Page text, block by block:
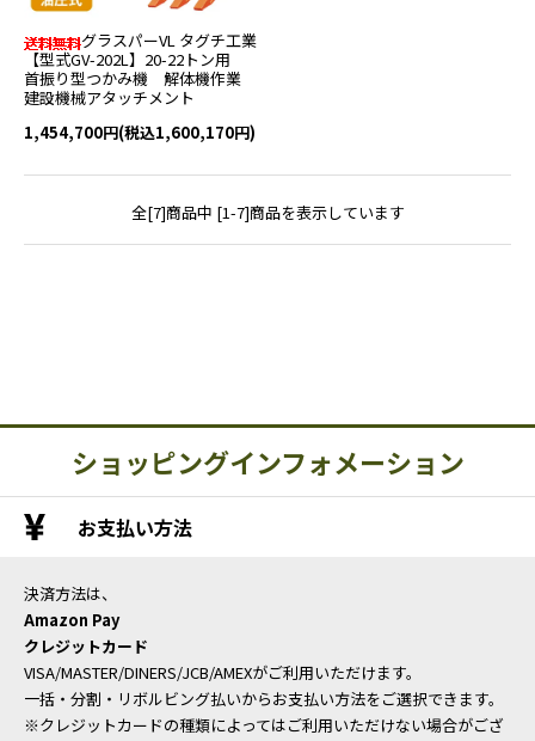
グラスパーVL タグチ工業
【型式GV-202L】20-22トン用
首振り型つかみ機 解体機作業
建設機械アタッチメント
1,454,700円(税込1,600,170円)
全[7]商品中 [1-7]商品を表示しています
ショッピングインフォメーション
お支払い方法
決済方法は、
Amazon Pay
クレジットカード
VISA/MASTER/DINERS/JCB/AMEXがご利用いただけます。
一括・分割・リボルビング払いからお支払い方法をご選択できます。
※クレジットカードの種類によってはご利用いただけない場合がござ